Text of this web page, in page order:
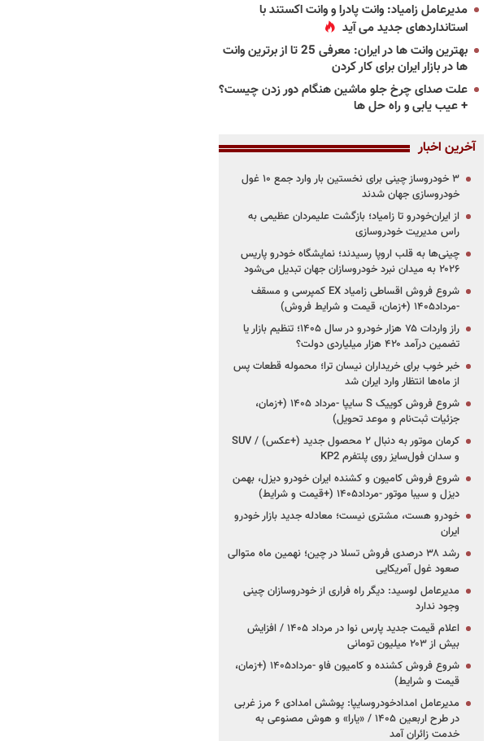
مدیرعامل زامیاد: وانت پادرا و وانت اکستند با
استانداردهای جدید می آید
بهترین وانت ها در ایران: معرفی 25 تا از برترین وانت
ها در بازار ایران برای کار کردن
علت صدای چرخ جلو ماشین هنگام دور زدن چیست؟
+ عیب یابی و راه حل ها
آخرین اخبار
۳ خودروساز چینی برای نخستین بار وارد جمع ۱۰ غول
خودروسازی جهان شدند
از ایران‌خودرو تا زامیاد؛ بازگشت علیمردان عظیمی به
راس مدیریت خودروسازی
چینی‌ها به قلب اروپا رسیدند؛ نمایشگاه خودرو پاریس
۲۰۲۶ به میدان نبرد خودروسازان جهان تبدیل می‌شود
شروع فروش اقساطی زامیاد EX کمپرسی و مسقف
-مرداد۱۴۰۵ (+زمان، قیمت و شرایط فروش)
راز واردات ۷۵ هزار خودرو در سال ۱۴۰۵؛ تنظیم بازار یا
تضمین درآمد ۴۲۰ هزار میلیاردی دولت؟
خبر خوب برای خریداران نیسان ترا؛ محموله قطعات پس
از ماه‌ها انتظار وارد ایران شد
شروع فروش کوییک S سایپا -مرداد ۱۴۰۵ (+زمان،
جزئیات ثبت‌نام و موعد تحویل)
کرمان موتور به دنبال ۲ محصول جدید (+عکس) / SUV
و سدان فول‌سایز روی پلتفرم KP2
شروع فروش کامیون و کشنده ایران خودرو دیزل، بهمن
دیزل و سیبا موتور -مرداد۱۴۰۵ (+قیمت و شرایط)
خودرو هست، مشتری نیست؛ معادله جدید بازار خودرو
ایران
رشد ۳۸ درصدی فروش تسلا در چین؛ نهمین ماه متوالی
صعود غول آمریکایی
مدیرعامل لوسید: دیگر راه فراری از خودروسازان چینی
وجود ندارد
اعلام قیمت جدید پارس نوا در مرداد ۱۴۰۵ / افزایش
بیش از ۲۰۳ میلیون تومانی
شروع فروش کشنده و کامیون فاو -مرداد۱۴۰۵ (+زمان،
قیمت و شرایط)
مدیرعامل امدادخودروسایپا: پوشش امدادی ۶ مرز غربی
در طرح اربعین ۱۴۰۵ / «یارا» و هوش مصنوعی به
خدمت زائران آمد